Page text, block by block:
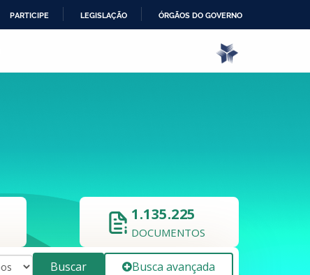
PARTICIPE LEGISLAÇÃO ÓRGÃOS DO GOVERNO
1.135.225
DOCUMENTOS
Buscar Busca avançada